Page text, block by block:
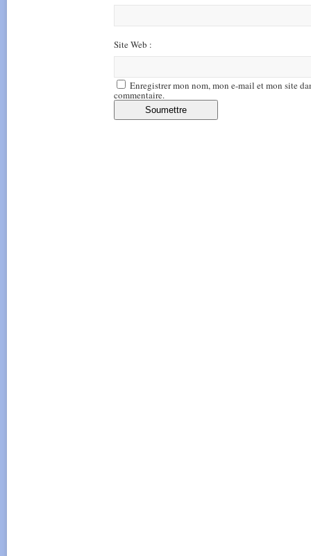
Site Web :
Enregistrer mon nom, mon e-mail et mon site
commentaire.